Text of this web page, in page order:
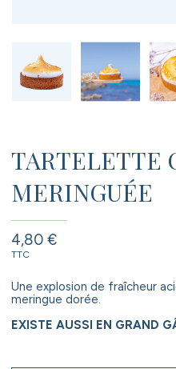
TARTELETTE
MERINGUÉE
4,80 €
TTC
Une explosion de fraîcheur
meringue dorée.
EXISTE AUSSI EN GRAND